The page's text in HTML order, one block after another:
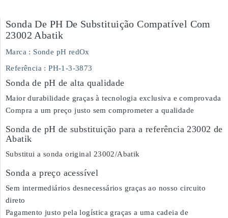
Sonda De PH De Substituição Compatível Com
23002 Abatik
Marca : Sonde pH redOx
Referência : PH-1-3-3873
Sonda de pH de alta qualidade
Maior durabilidade graças à tecnologia exclusiva e comprovada
Compra a um preço justo sem comprometer a qualidade
Sonda de pH de substituição para a referência 23002 de
Abatik
Substitui a sonda original 23002/Abatik
Sonda a preço acessível
Sem intermediários desnecessários graças ao nosso circuito
direto
Pagamento justo pela logística graças a uma cadeia de